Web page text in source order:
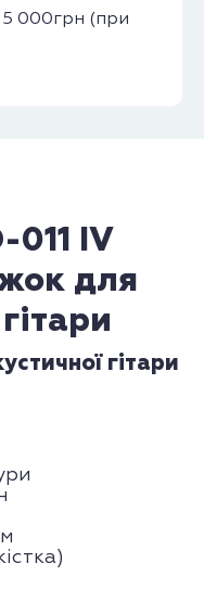
5 000грн (при
011 IV
для
гітари